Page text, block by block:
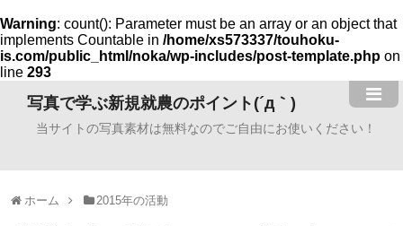
Warning: count(): Parameter must be an array or an object that
implements Countable in /home/xs573337/touhoku-
is.com/public_html/noka/wp-includes/post-template.php on
line 293
写真で学ぶ新規就農のポイント(´д｀)
当サイトの写真素材は無料なのでご自由にお使いください！
ホーム 2015年の活動